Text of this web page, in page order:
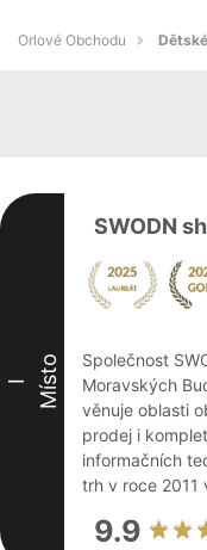
Orlové Obchodu
I Místo
SWODN
Společnost
Moravských
věnuje oblasti
prodej i
informačních
trh v roce 2011
9.9